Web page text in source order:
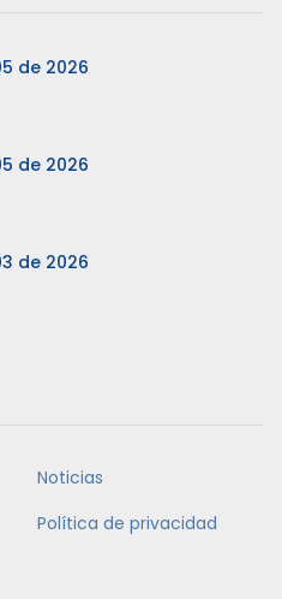
de 2026
de 2026
de 2026
Noticias
Política de privacidad